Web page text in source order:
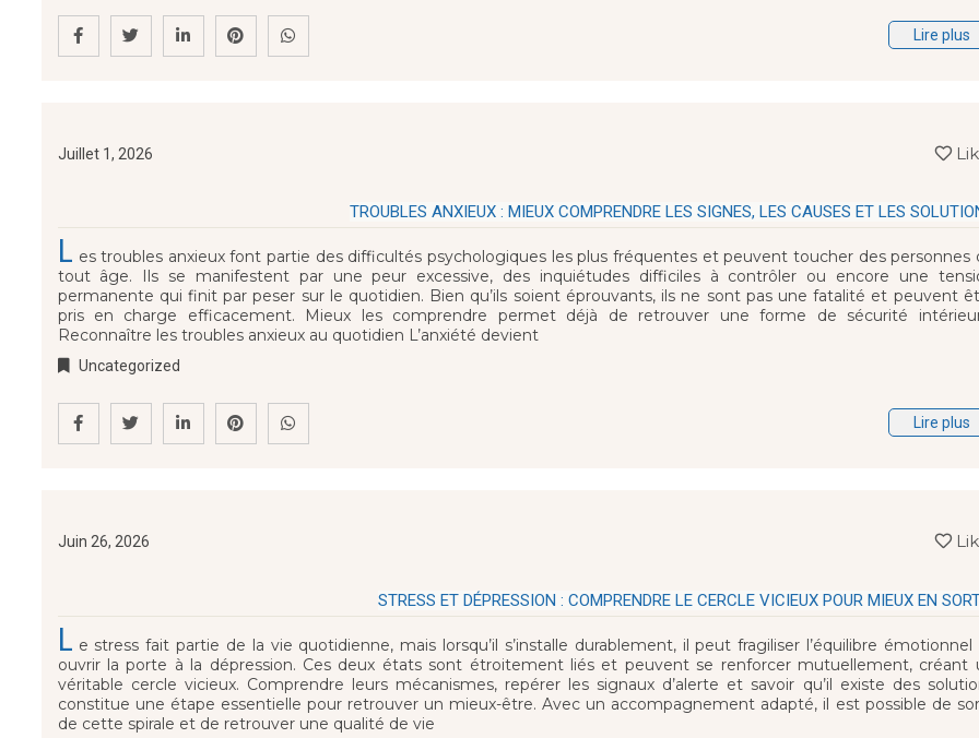
Lire plus
Juillet 1, 2026
TROUBLES ANXIEUX : MIEUX COMPRENDRE LES SIGNES, LES CAUSES ET LES
L es troubles anxieux font partie des difficultés psychologiques les plus fréquentes et peuvent toucher des personnes
tout âge. Ils se manifestent par une peur excessive, des inquiétudes difficiles à contrôler ou encore une
permanente qui finit par peser sur le quotidien. Bien qu’ils soient éprouvants, ils ne sont pas une fatalité et peuvent
pris en charge efficacement. Mieux les comprendre permet déjà de retrouver une forme de sécurité
Reconnaître les troubles anxieux au quotidien L’anxiété devient
Uncategorized
Lire plus
Juin 26, 2026
STRESS ET DÉPRESSION : COMPRENDRE LE CERCLE VICIEUX POUR MIEUX EN
L e stress fait partie de la vie quotidienne, mais lorsqu’il s’installe durablement, il peut fragiliser l’équilibre
ouvrir la porte à la dépression. Ces deux états sont étroitement liés et peuvent se renforcer mutuellement, créant
véritable cercle vicieux. Comprendre leurs mécanismes, repérer les signaux d’alerte et savoir qu’il existe des
constitue une étape essentielle pour retrouver un mieux-être. Avec un accompagnement adapté, il est possible de
de cette spirale et de retrouver une qualité de vie